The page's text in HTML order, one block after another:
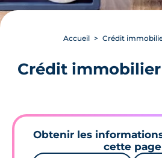
Accueil Crédit
Crédit immobilier
Obtenir les
cette page